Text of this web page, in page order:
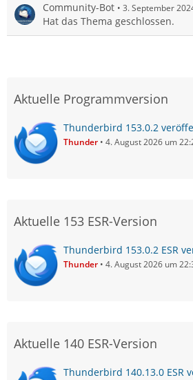
Community-Bot 3. September
Hat das Thema geschlossen.
Aktuelle Programmversion
Thunderbird 153.0.2
Thunder 4. August 2026 um
Aktuelle 153 ESR-Version
Thunderbird 153.0.2 ESR
Thunder 4. August 2026 um
Aktuelle 140 ESR-Version
Thunderbird 140.13.0 ESR